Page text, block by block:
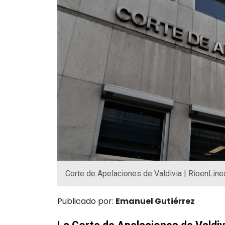
Corte de Apelaciones de Valdivia |
Publicado por: Emanuel Gutiérrez